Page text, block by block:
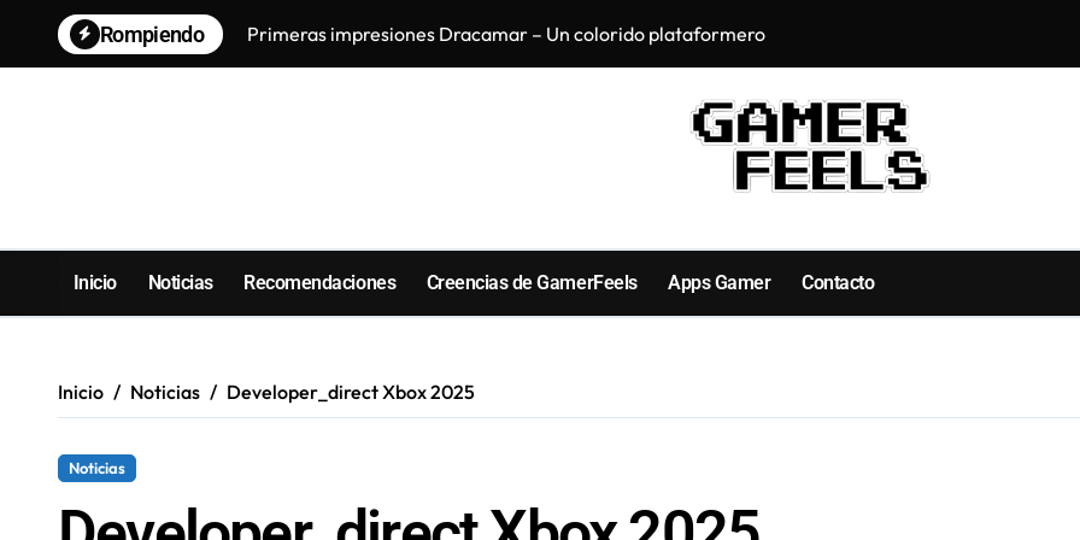
contenido
Rompiendo Primeras impresiones Dracamar – Un colorido plataformero Primeras
Inicio Noticias Recomendaciones Creencias de GamerFeels Apps Gamer Contacto
Inicio Noticias Developer_direct Xbox 2025
Noticias